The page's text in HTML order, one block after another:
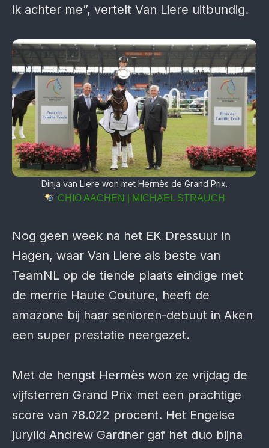
ik achter me”, vertelt Van Liere uitbundig.
Dinja van Liere won met Hermès de Grand Prix.
CHIO AACHEN | MICHAEL STRAUCH
Nog geen week na het EK Dressuur in
Hagen, waar Van Liere als beste van
TeamNL op de tiende plaats eindige met
de merrie Haute Couture, heeft de
amazone bij haar senioren-debuut in Aken
een super prestatie neergezet.
Met de hengst Hermès won ze vrijdag de
vijfsterren Grand Prix met een prachtige
score van 78.022 procent. Het Engelse
jurylid Andrew Gardner gaf het duo bijna